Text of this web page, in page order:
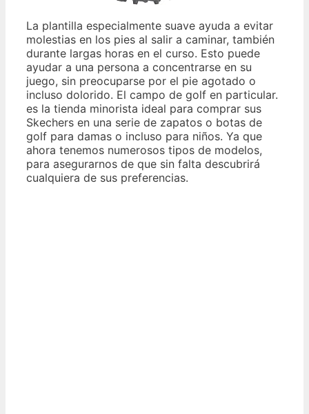
La plantilla especialmente suave ayuda a evitar
molestias en los pies al salir a caminar, también
durante largas horas en el curso. Esto puede
ayudar a una persona a concentrarse en su
juego, sin preocuparse por el pie agotado o
incluso dolorido. El campo de golf en particular.
es la tienda minorista ideal para comprar sus
Skechers en una serie de zapatos o botas de
golf para damas o incluso para niños. Ya que
ahora tenemos numerosos tipos de modelos,
para asegurarnos de que sin falta descubrirá
cualquiera de sus preferencias.